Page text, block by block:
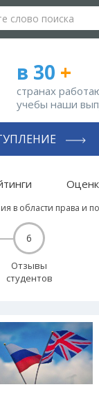
в 30 +
странах
учебы наши
в области права и
6
Отзывы
студентов